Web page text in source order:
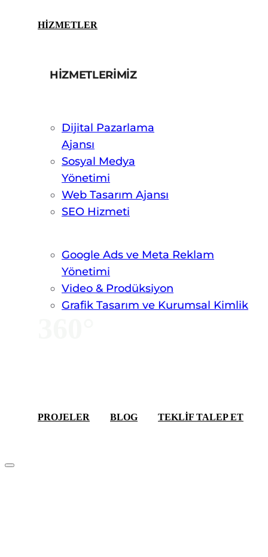
HİZMETLER
HİZMETLERİMİZ
Dijital Pazarlama
Ajansı
Sosyal Medya
Yönetimi
Web Tasarım Ajansı
SEO Hizmeti
Google Ads ve Meta Reklam
Yönetimi
Video & Prodüksiyon
Grafik Tasarım ve Kurumsal Kimlik
PROJELER BLOG TEKLİF TALEP ET